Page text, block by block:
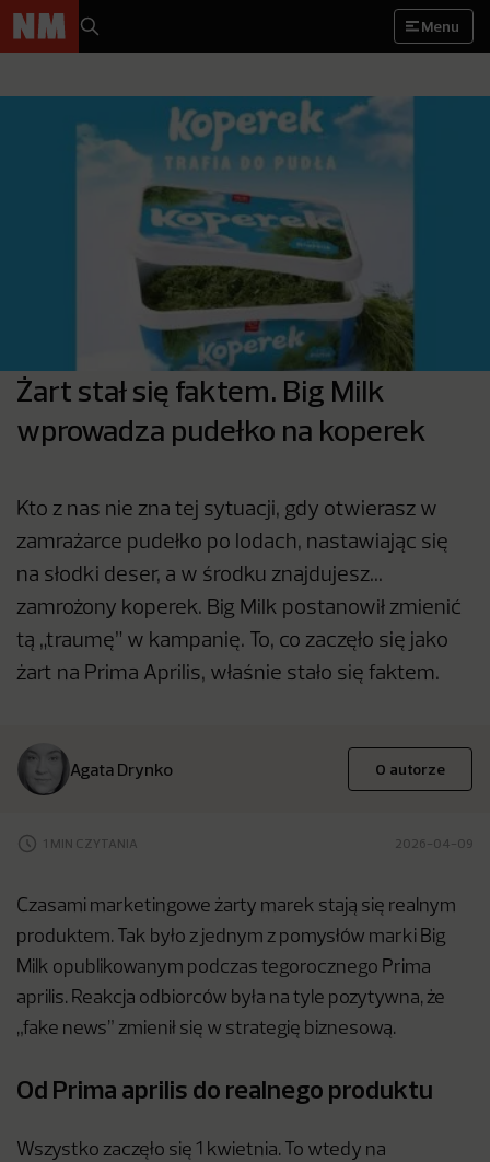
Menu
Żart stał się faktem. Big Milk
wprowadza pudełko na koperek
Kto z nas nie zna tej sytuacji, gdy otwierasz w
zamrażarce pudełko po lodach, nastawiając się
na słodki deser, a w środku znajdujesz...
zamrożony koperek. Big Milk postanowił zmienić
tą „traumę” w kampanię. To, co zaczęło się jako
żart na Prima Aprilis, właśnie stało się faktem.
Agata Drynko O autorze
1 MIN CZYTANIA 2026-04-09
Czasami marketingowe żarty marek stają się realnym
produktem. Tak było z jednym z pomysłów marki Big
Milk opublikowanym podczas tegorocznego Prima
aprilis. Reakcja odbiorców była na tyle pozytywna, że
„fake news” zmienił się w strategię biznesową.
Od Prima aprilis do realnego produktu
Wszystko zaczęło się 1 kwietnia. To wtedy na